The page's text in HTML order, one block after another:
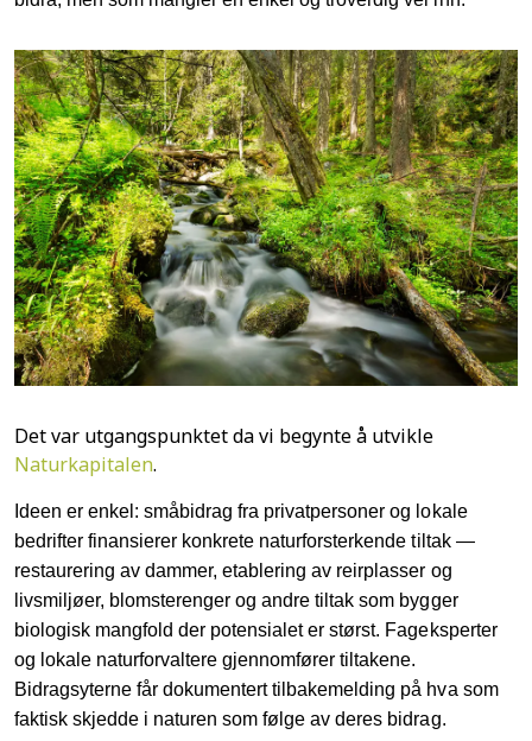
Det var utgangspunktet da vi begynte å utvikle
Naturkapitalen.
Ideen er enkel: småbidrag fra privatpersoner og lokale
bedrifter finansierer konkrete naturforsterkende tiltak —
restaurering av dammer, etablering av reirplasser og
livsmiljøer, blomsterenger og andre tiltak som bygger
biologisk mangfold der potensialet er størst. Fageksperter
og lokale naturforvaltere gjennomfører tiltakene.
Bidragsyterne får dokumentert tilbakemelding på hva som
faktisk skjedde i naturen som følge av deres bidrag.